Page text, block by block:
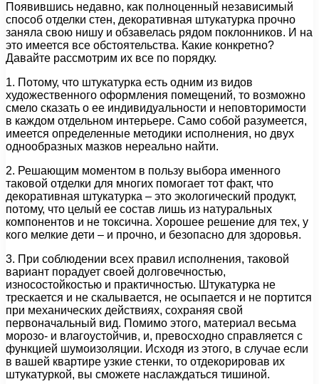
Появившись недавно, как полноценный независимый
способ отделки стен, декоративная штукатурка прочно
заняла свою нишу и обзавелась рядом поклонников. И на
это имеется все обстоятельства. Какие конкретно?
Давайте рассмотрим их все по порядку.
1. Потому, что штукатурка есть одним из видов
художественного оформления помещений, то возможно
смело сказать о ее индивидуальности и неповторимости
в каждом отдельном интерьере. Само собой разумеется,
имеется определенные методики исполнения, но двух
однообразных мазков нереально найти.
2. Решающим моментом в пользу выбора именного
таковой отделки для многих помогает тот факт, что
декоративная штукатурка – это экологический продукт,
потому, что целый ее состав лишь из натуральных
компонентов и не токсична. Хорошее решение для тех, у
кого мелкие дети – и прочно, и безопасно для здоровья.
3. При соблюдении всех правил исполнения, таковой
вариант порадует своей долговечностью,
износостойкостью и практичностью. Штукатурка не
трескается и не скалывается, не осыпается и не портится
при механических действиях, сохраняя свой
первоначальный вид. Помимо этого, материал весьма
морозо- и влагоустойчив, и, превосходно справляется с
функцией шумоизоляции. Исходя из этого, в случае если
в вашей квартире узкие стенки, то отдекорировав их
штукатуркой, вы сможете наслаждаться тишиной.